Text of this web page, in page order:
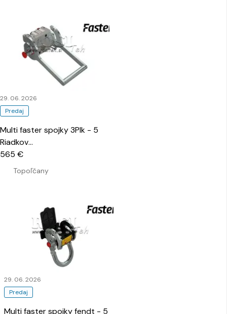
Predaj
29. 06. 2026
Multi faster spojky 3Plk - 5
Riadkov…
Topoľčany
565 €
Predaj
29. 06. 2026
Multi faster spojky fendt - 5